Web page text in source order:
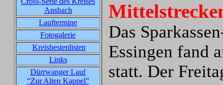
Ansbach
Lauftermine
Fotogalerie
Kreisbestenlisten
Links
Dürrwanger Lauf
“Zur Alten Kappel”
Das
Essingen fand
statt. Der